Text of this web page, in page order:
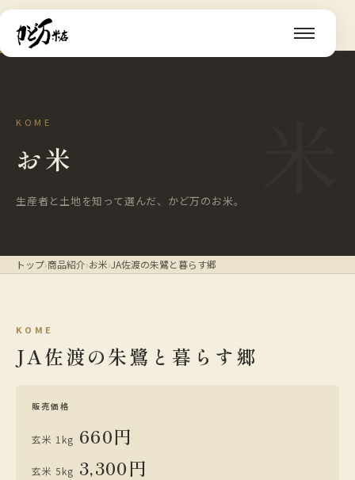
KOME
お米
生産者と土地を知って選んだ、かど万のお米。
トップ›商品紹介›お米›JA佐渡の朱鷺と暮らす郷
KOME
JA佐渡の朱鷺と暮らす郷
販売価格
玄米 1kg 660円
玄米 5kg 3,300円